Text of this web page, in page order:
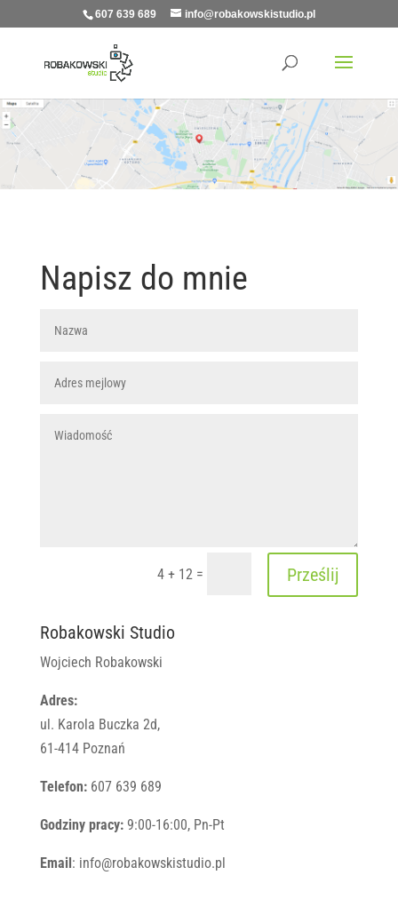
607 639 689 info@robakowskistudio.pl
Napisz do mnie
4 + 12 = Prześlij
Robakowski Studio
Wojciech Robakowski
Adres:
ul. Karola Buczka 2d,
61-414 Poznań
Telefon:607 639 689
Godziny pracy:9:00-16:00, Pn-Pt
Email: info@robakowskistudio.pl